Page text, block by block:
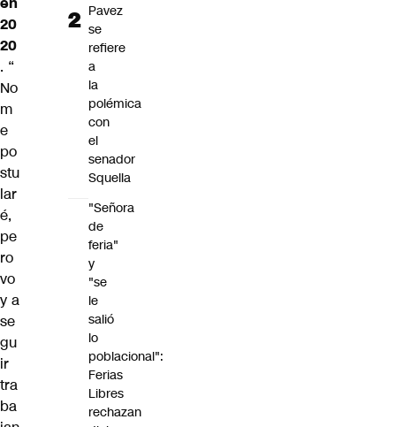
20
20
. “
No
m
e
po
stu
lar
é,
pe
ro
vo
y a
se
gu
ir
tra
ba
Pavez
se
refiere
a
la
polémica
con
el
senador
Squella
"Señora
de
feria"
y
"se
le
salió
lo
poblacional":
Ferias
Libres
rechazan